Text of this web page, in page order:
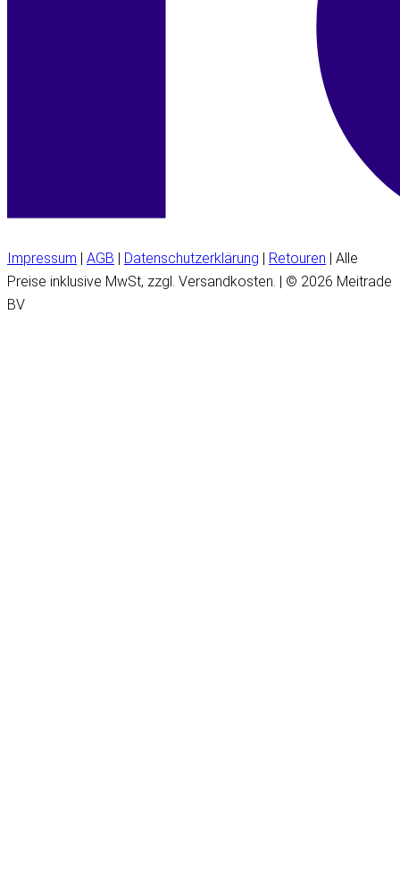
Impressum | AGB | Datenschutzerklärung | Retouren | Alle
Preise inklusive MwSt, zzgl. Versandkosten. | © 2026 Meitrade
BV